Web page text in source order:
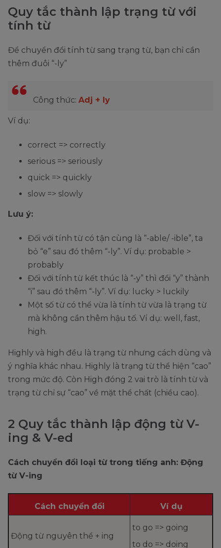
Quy tắc thành lập trạng từ với
tính từ
Để chuyển đổi tính từ sang trạng từ, bạn chỉ cần
thêm đuôi “-ly”
Công thức: Adj + ly
Ví dụ:
correct => correctly
serious => seriously
quick => quickly
slow => slowly
Lưu ý:
Đối với tính từ có tận cùng là “-able/ -ible”, ta
bỏ “e” sau đó thêm “-ly”. Ví dụ: probable >
probably
Đối với tính từ kết thúc là “-y” thì đổi “y” thành
“i” sau đó thêm “-ly”. Ví dụ: lucky > luckily
Một số từ có thể vừa là tính từ vừa là trạng từ
mà không cần thêm hậu tố. Ví dụ: well, fast,
high.
Highly và high đều là trạng từ nhưng cách dùng và
ý nghĩa khác nhau. Highly là trạng từ thể hiện “cao”
trong mức độ. Còn High đóng 2 vai trò là tính từ và
trạng từ chỉ sự “cao” về mặt thể chất (chiều cao).
2 Quy tắc thành lập động từ V-
ing & V-ed
Cách chuyển đổi loại từ trong tiếng anh: Động
từ V-ing
Cách chuyển đổi Ví dụ
Động từ nguyên thể + ing
to go => going
to do => doing